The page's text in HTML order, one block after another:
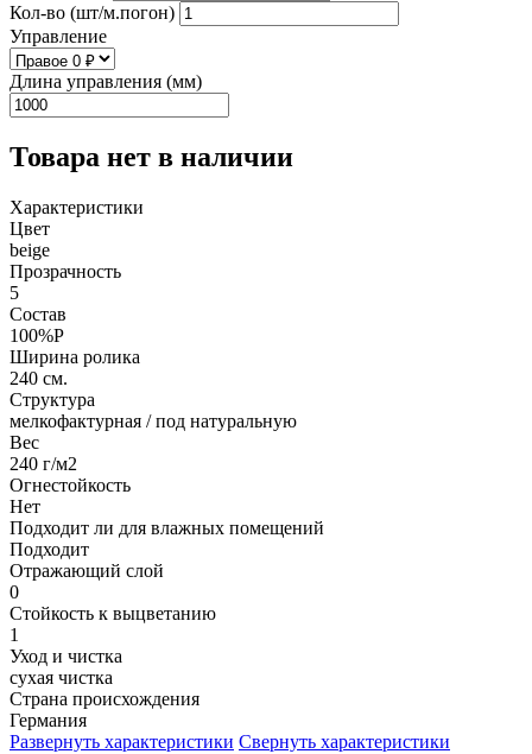
Кол-во (шт/м.погон)
Управление
Длина управления (мм)
Товара нет в наличии
Характеристики
Цвет
beige
Прозрачность
5
Состав
100%P
Ширина ролика
240 см.
Структура
мелкофактурная / под натуральную
Вес
240 г/м2
Огнестойкость
Нет
Подходит ли для влажных помещений
Подходит
Отражающий слой
0
Стойкость к выцветанию
1
Уход и чистка
сухая чистка
Страна происхождения
Германия
Развернуть характеристики Свернуть характеристики